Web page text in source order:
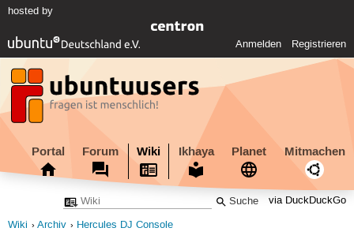
hosted by
Anmelden Registrieren
Portal Forum Wiki Ikhaya Planet Mitmachen
via DuckDuckGo
Wiki Archiv Hercules DJ Console